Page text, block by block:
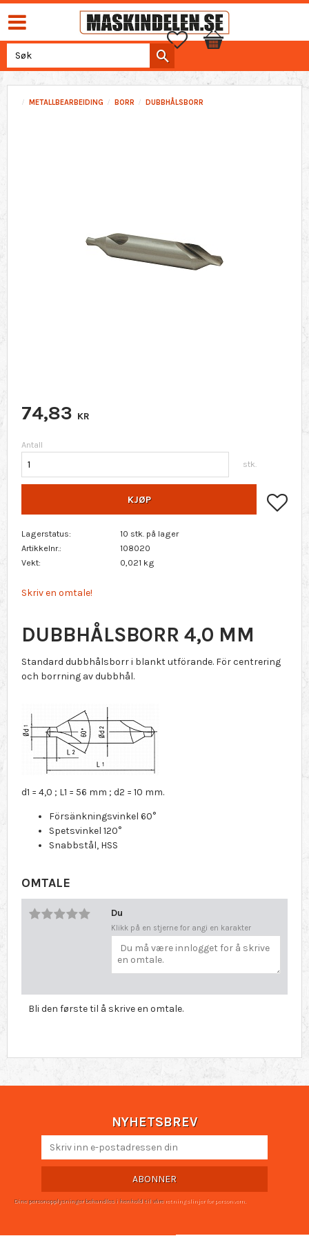
Favoritter
Handlekurv
METALLBEARBEIDING BORR DUBBHÅLSBORR
74,83 KR
Antall
stk.
KJØP
Lagerstatus
10 stk. på lager
Artikkelnr.
108020
Vekt
0,021 kg
Skriv en omtale!
DUBBHÅLSBORR 4,0 MM
Standard dubbhålsborr i blankt utförande. För centrering
och borrning av dubbhål.
d1 = 4,0 ; L1 = 56 mm ; d2 = 10 mm.
Försänkningsvinkel 60°
Spetsvinkel 120°
Snabbstål, HSS
OMTALE
Du
Klikk på en stjerne for angi en karakter
Bli den første til å skrive en omtale.
NYHETSBREV
ABONNER
Dine personopplysninger behandles i henhold til våre retningslinjer for personvern.